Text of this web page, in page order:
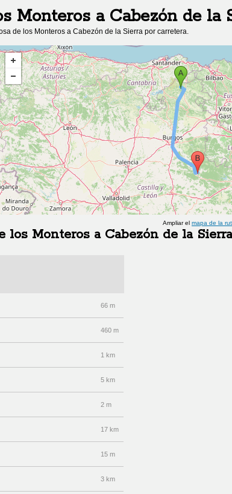
Monteros a Cabezón de la
de los Monteros a Cabezón de la Sierra por carretera.
Ampliar el mapa de la
los Monteros a Cabezón de la Sierra
66 m
460 m
1 km
5 km
2 m
17 km
15 m
3 km